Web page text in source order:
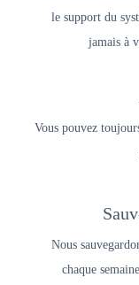
le support du
jamais à
Vous pouvez
Nous
chaque